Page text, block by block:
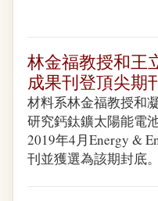
林金福教授和王
成果刊登頂尖期
材料系林金福教授和
研究鈣鈦鑛太陽能電
2019年4月Energy &
刊並獲選為該期封底